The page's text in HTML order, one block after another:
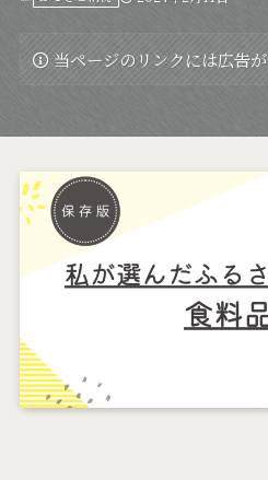
当ページのリンクには広告が